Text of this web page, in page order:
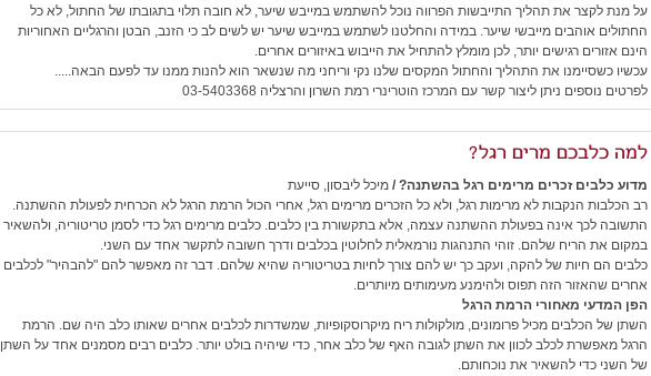
על מנת לקצר את תהליך התייבשות הפרווה נוכל להשתמש במייבש שיער, לא חובה תלוי בתגובתו של החתול, לא כל
החתולים אוהבים מייבשי שיער. במידה והחלטנו לשתמש במייבש שיער יש לשים לב כי הזנב, הבטן והרגליים האחוריות
הינם אזורים רגישים יותר, לכן מומלץ להתחיל את הייבוש באיזורים אחרים.
עכשיו כשסיימנו את התהליך והחתול המקסים שלנו נקי וריחני מה שנשאר הוא להנות ממנו עד לפעם הבאה.....
לפרטים נוספים ניתן ליצור קשר עם המרכז הוטרינרי רמת השרון והרצליה 03-5403368
למה כלבכם מרים רגל?
מדוע כלבים זכרים מרימים רגל בהשתנה? / מיכל ליבסון, סייעת
רב הכלבות הנקבות לא מרימות רגל, ולא כל הזכרים מרימים רגל, אחרי הכול הרמת הרגל לא הכרחית לפעולת ההשתנה.
התשובה לכך אינה בפעולת ההשתנה עצמה, אלא בתקשורת בין כלבים. כלבים מרימים רגל כדי לסמן טריטוריה, ולהשאיר
במקום את הריח שלהם. זוהי התנהגות נורמאלית לחלוטין בכלבים ודרך חשובה לתקשר אחד עם השני.
כלבים הם חיות של להקה, ועקב כך יש להם צורך לחיות בטריטוריה שהיא שלהם. דבר זה מאפשר להם "להבהיר" לכלבים
אחרים שהאזור הזה תפוס ולהימנע מעימותים מיותרים.
הפן המדעי מאחורי הרמת הרגל
השתן של הכלבים מכיל פרומונים, מולקולות ריח מיקרוסקופיות, שמשדרות לכלבים אחרים שאותו כלב היה שם. הרמת
הרגל מאפשרת לכלב לכוון את השתן לגובה האף של כלב אחר, כדי שיהיה בולט יותר. כלבים רבים מסמנים אחד על השתן
של השני כדי להשאיר את נוכחותם.